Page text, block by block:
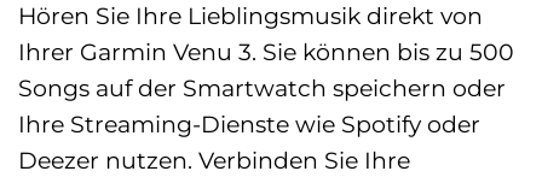
Hören Sie Ihre Lieblingsmusik direkt von
Ihrer Garmin Venu 3. Sie können bis zu 500
Songs auf der Smartwatch speichern oder
Ihre Streaming-Dienste wie Spotify oder
Deezer nutzen. Verbinden Sie Ihre